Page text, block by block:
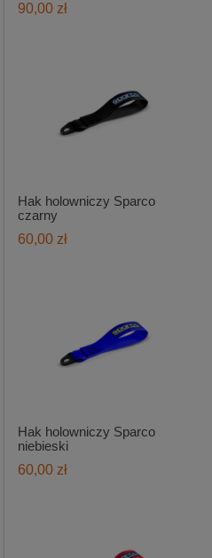
90,00 zł
Hak holowniczy Sparco
czarny
60,00 zł
Hak holowniczy Sparco
niebieski
60,00 zł